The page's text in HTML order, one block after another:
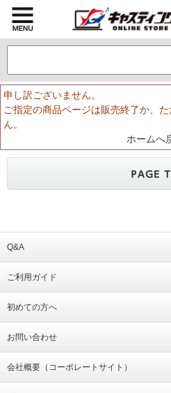
申し訳ございません。
ご指定の商品ページは販売終了か、
ん。
ホームへ
Q&A
ご利用ガイド
初めての方へ
お問い合わせ
会社概要（コーポレートサイト）